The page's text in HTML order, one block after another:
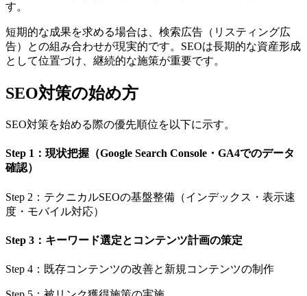
す。
短期的な成果を求める場合は、検索広告（リスティング広
告）との組み合わせが現実的です。SEOは長期的な資産形成
として位置づけ、継続的な施策が重要です。
SEO対策の始め方
SEO対策を始める際の優先順位を以下に示す。
Step 1：現状把握（Google Search Console・GA4でのデータ
確認）
Step 2：テクニカルSEOの基盤整備（インデックス・表示速
度・モバイル対応）
Step 3：キーワード選定とコンテンツ計画の策定
Step 4：既存コンテンツの改善と新規コンテンツの制作